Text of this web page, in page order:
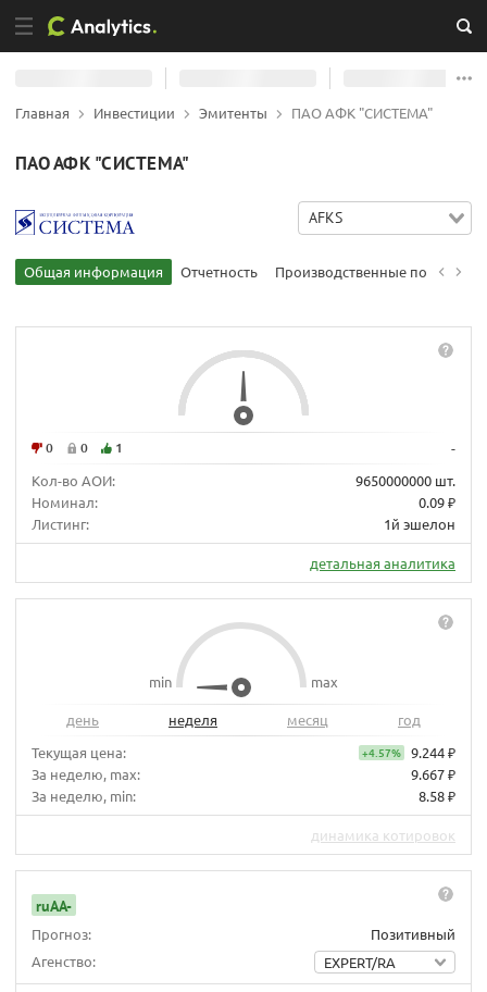
Главная Инвестиции Эмитенты ПАО АФК "СИСТЕМА"
ПАО АФК "СИСТЕМА"
AFKS
Общая информация Отчетность Производственные показатели
0 0 1
-
Кол-во АОИ:
9650000000 шт.
Номинал:
0.09 ₽
Листинг:
1й эшелон
детальная аналитика
min max
день неделя месяц
год
Текущая цена:
+4.57% 9.244 ₽
За неделю, max:
9.667 ₽
За неделю, min:
8.58 ₽
динамика котировок
ruAA-
Прогноз:
Позитивный
Агенство:
EXPERT/RA